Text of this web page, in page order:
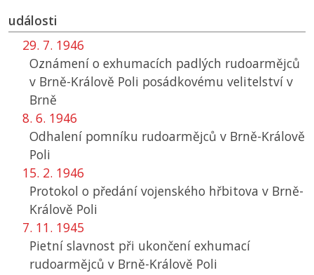
události
29. 7. 1946
Oznámení o exhumacích padlých rudoarmějců
v Brně-Králově Poli posádkovému velitelství v
Brně
8. 6. 1946
Odhalení pomníku rudoarmějců v Brně-Králově
Poli
15. 2. 1946
Protokol o předání vojenského hřbitova v Brně-
Králově Poli
7. 11. 1945
Pietní slavnost při ukončení exhumací
rudoarmějců v Brně-Králově Poli